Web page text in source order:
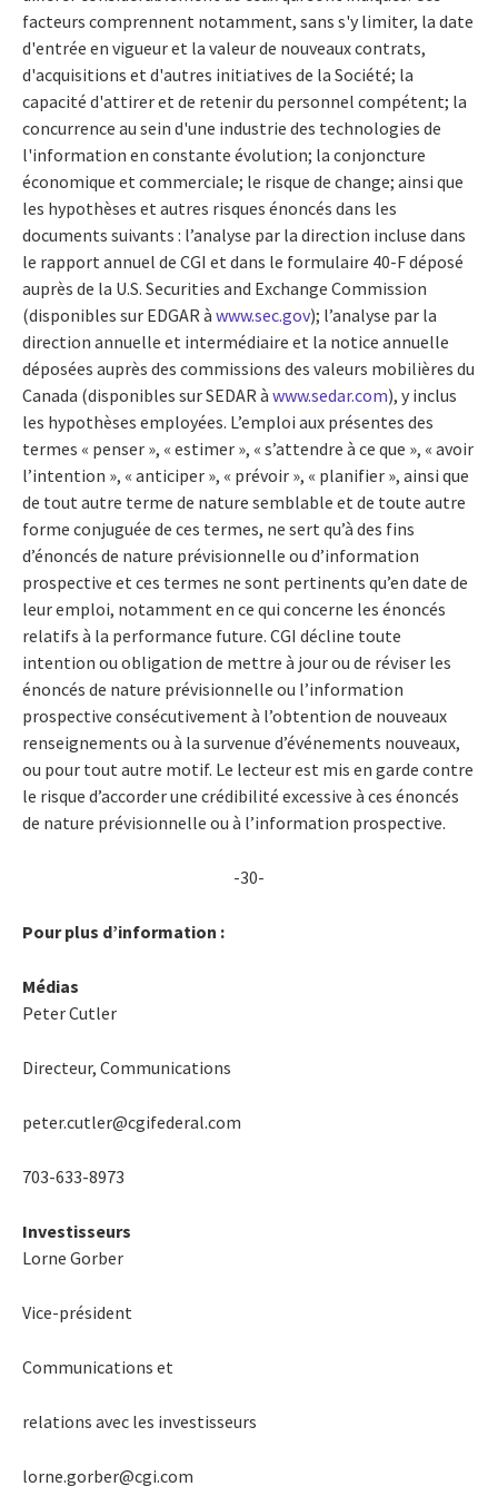
facteurs comprennent notamment, sans s'y limiter, la date
d'entrée en vigueur et la valeur de nouveaux contrats,
d'acquisitions et d'autres initiatives de la Société; la
capacité d'attirer et de retenir du personnel compétent; la
concurrence au sein d'une industrie des technologies de
l'information en constante évolution; la conjoncture
économique et commerciale; le risque de change; ainsi que
les hypothèses et autres risques énoncés dans les
documents suivants : l’analyse par la direction incluse dans
le rapport annuel de CGI et dans le formulaire 40-F déposé
auprès de la U.S. Securities and Exchange Commission
(disponibles sur EDGAR à www.sec.gov); l’analyse par la
direction annuelle et intermédiaire et la notice annuelle
déposées auprès des commissions des valeurs mobilières du
Canada (disponibles sur SEDAR à www.sedar.com), y inclus
les hypothèses employées. L’emploi aux présentes des
termes « penser », « estimer », « s’attendre à ce que », « avoir
l’intention », « anticiper », « prévoir », « planifier », ainsi que
de tout autre terme de nature semblable et de toute autre
forme conjuguée de ces termes, ne sert qu’à des fins
d’énoncés de nature prévisionnelle ou d’information
prospective et ces termes ne sont pertinents qu’en date de
leur emploi, notamment en ce qui concerne les énoncés
relatifs à la performance future. CGI décline toute
intention ou obligation de mettre à jour ou de réviser les
énoncés de nature prévisionnelle ou l’information
prospective consécutivement à l’obtention de nouveaux
renseignements ou à la survenue d’événements nouveaux,
ou pour tout autre motif. Le lecteur est mis en garde contre
le risque d’accorder une crédibilité excessive à ces énoncés
de nature prévisionnelle ou à l’information prospective.
-30-
Pour plus d’information :
Médias
Peter Cutler
Directeur, Communications
peter.cutler@cgifederal.com
703-633-8973
Investisseurs
Lorne Gorber
Vice-président
Communications et
relations avec les investisseurs
lorne.gorber@cgi.com